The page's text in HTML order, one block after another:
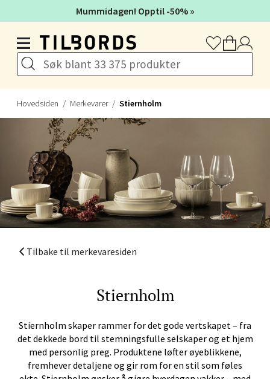
Hovedsiden Merkevarer Stiernholm
Tilbake til merkevaresiden
Stiernholm
Stiernholm skaper rammer for det gode vertskapet – fra
det dekkede bord til stemningsfulle selskaper og et hjem
med personlig preg. Produktene løfter øyeblikkene,
fremhever detaljene og gir rom for en stil som føles
Mummidagen! Opptil -50% »